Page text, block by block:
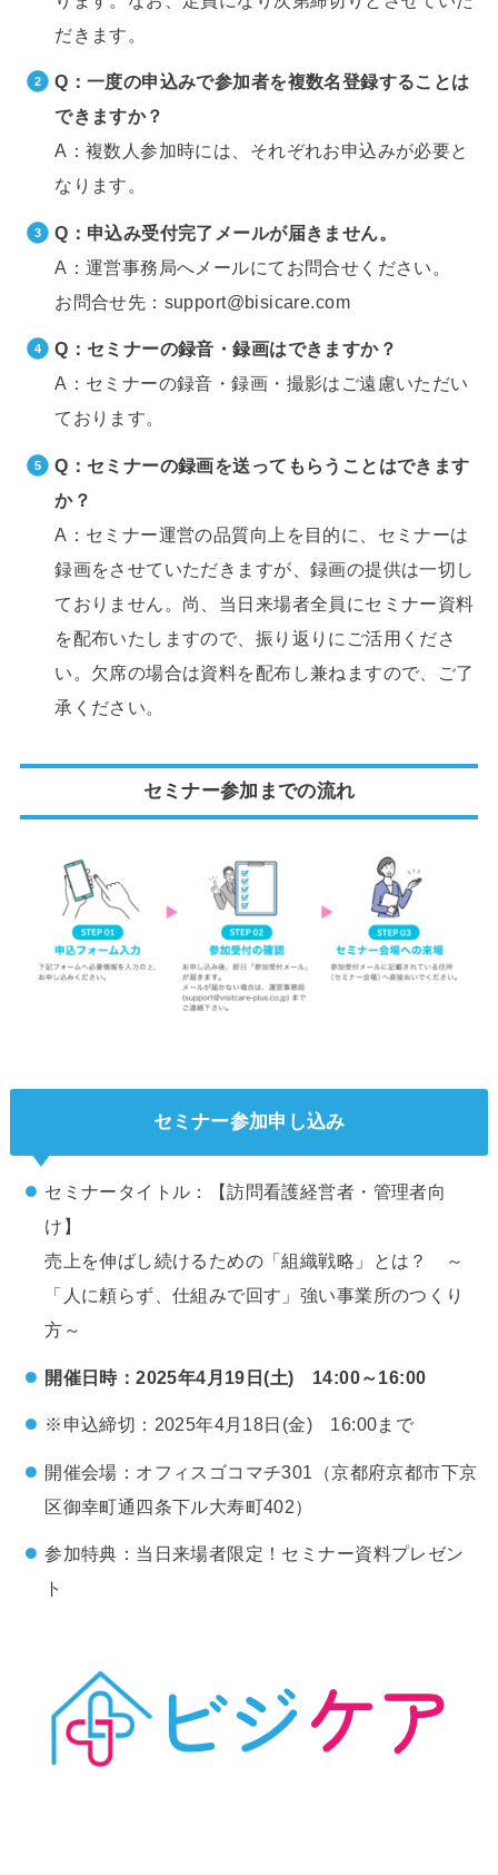
だきます。
Q：一度の申込みで参加者を複数名登録することは
できますか？
A：複数人参加時には、それぞれお申込みが必要と
なります。
Q：申込み受付完了メールが届きません。
A：運営事務局へメールにてお問合せください。
お問合せ先：support@bisicare.com
Q：セミナーの録音・録画はできますか？
A：セミナーの録音・録画・撮影はご遠慮いただい
ております。
Q：セミナーの録画を送ってもらうことはできます
か？
A：セミナー運営の品質向上を目的に、セミナーは
録画をさせていただきますが、録画の提供は一切し
ておりません。尚、当日来場者全員にセミナー資料
を配布いたしますので、振り返りにご活用くださ
い。欠席の場合は資料を配布し兼ねますので、ご了
承ください。
セミナー参加までの流れ
セミナー参加申し込み
セミナータイトル：【訪問看護経営者・管理者向
け】
売上を伸ばし続けるための「組織戦略」とは？ ～
「人に頼らず、仕組みで回す」強い事業所のつくり
方～
開催日時：2025年4月19日(土) 14:00～16:00
※申込締切：2025年4月18日(金) 16:00まで
開催会場：オフィスゴコマチ301
（京都府京都市下京
区御幸町通四条下ル大寿町402）
参加特典：当日来場者限定！セミナー資料プレゼン
ト